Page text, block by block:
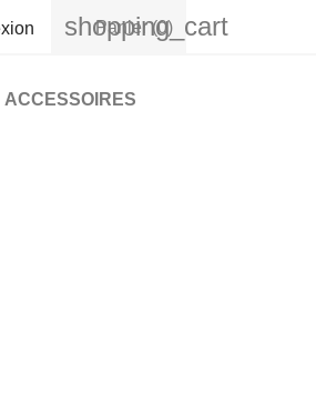
shopping_cart
Panier (0)
ACCESSOIRES